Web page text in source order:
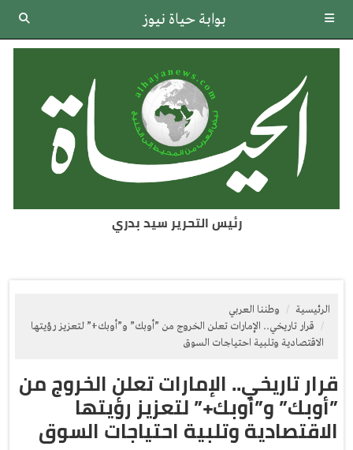
بوابة حياة نيوز
رئيس التحرير سيد بدري
الرئيسية
وطننا العربي
قرار تاريخي.. الإمارات تعلن الخروج من ”أوبك” و”أوبك+” لتعزيز رؤيتها
الاقتصادية وتلبية احتياجات السوق
قرار تاريخي.. الإمارات تعلن الخروج من
”أوبك” و”أوبك+” لتعزيز رؤيتها
الاقتصادية وتلبية احتياجات السوق